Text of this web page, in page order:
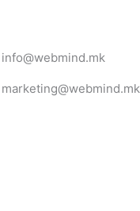
info@webmind.mk
marketing@webmind.mk